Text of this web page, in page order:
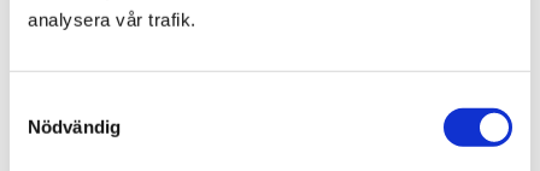
analysera vår trafik.
Nödvändig